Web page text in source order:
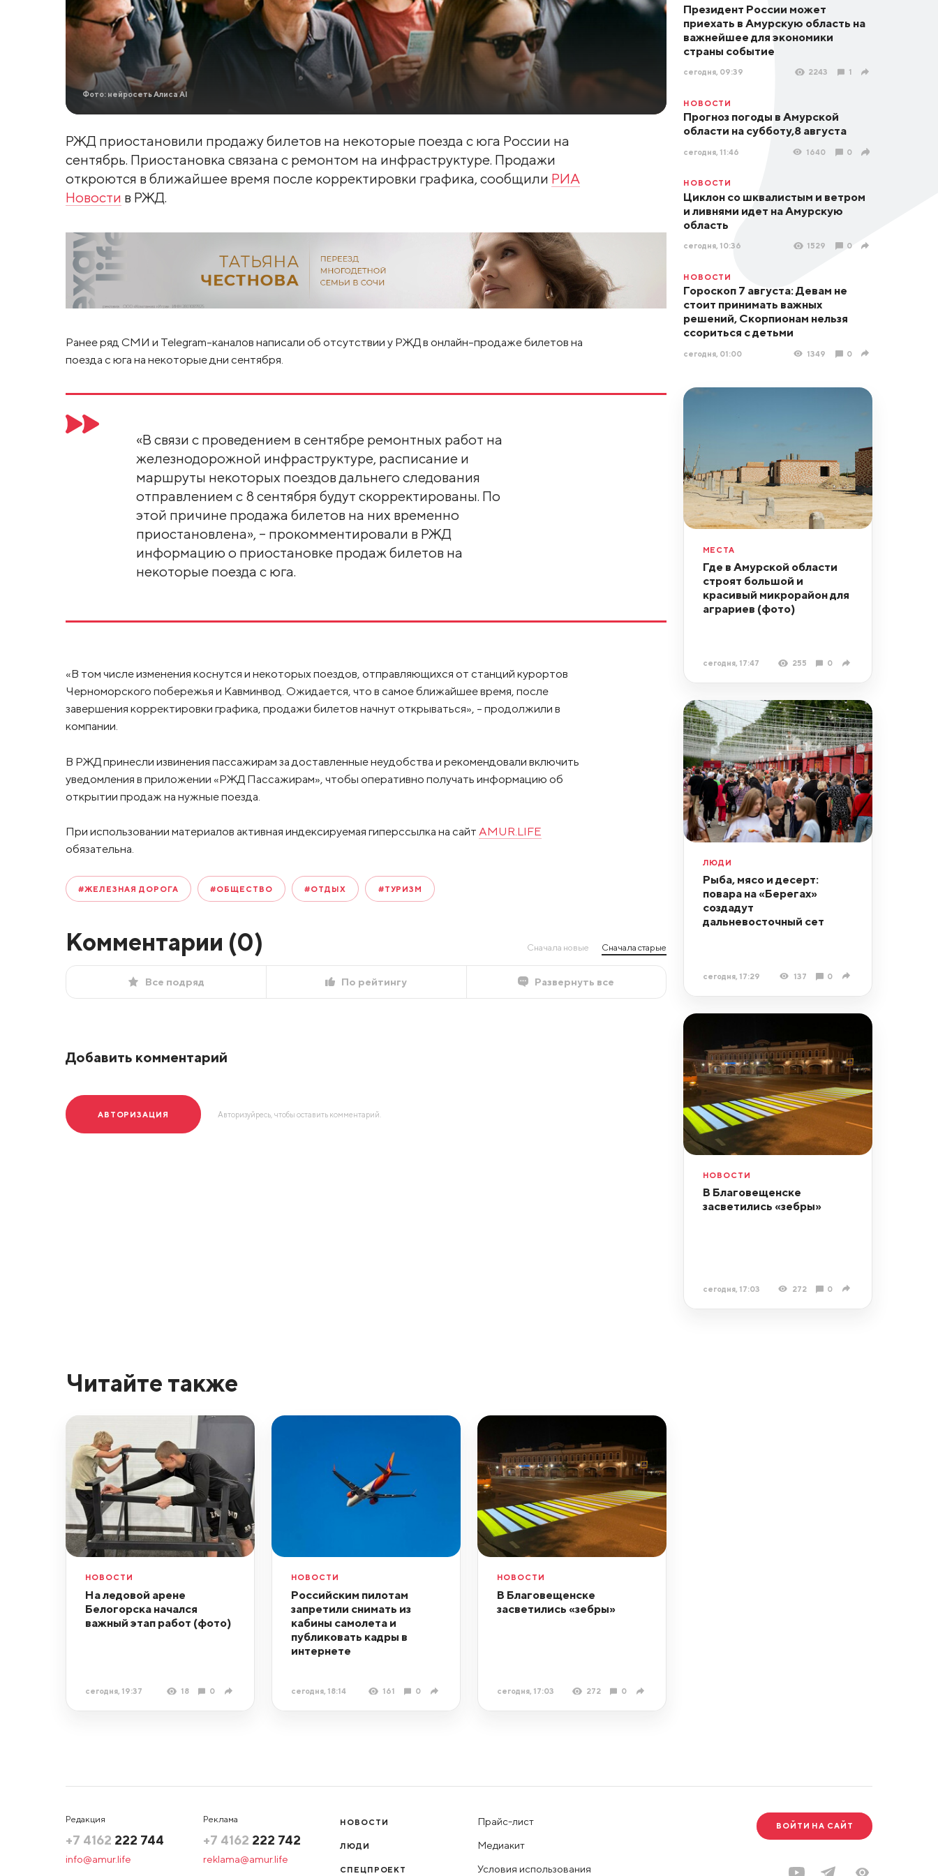
Фото: нейросеть Алиса AI
РЖД приостановили продажу билетов на некоторые поезда с юга России на
сентябрь. Приостановка связана с ремонтом на инфраструктуре. Продажи
откроются в ближайшее время после корректировки графика, сообщили РИА
Новости в РЖД.
Ранее ряд СМИ и Telegram-каналов написали об отсутствии у РЖД в онлайн-продаже билетов на
поезда с юга на некоторые дни сентября.
«В связи с проведением в сентябре ремонтных работ на
железнодорожной инфраструктуре, расписание и
маршруты некоторых поездов дальнего следования
отправлением с 8 сентября будут скорректированы. По
этой причине продажа билетов на них временно
приостановлена», – прокомментировали в РЖД
информацию о приостановке продаж билетов на
некоторые поезда с юга.
«В том числе изменения коснутся и некоторых поездов, отправляющихся от станций курортов
Черноморского побережья и Кавминвод. Ожидается, что в самое ближайшее время, после
завершения корректировки графика, продажи билетов начнут открываться», – продолжили в
компании.
В РЖД принесли извинения пассажирам за доставленные неудобства и рекомендовали включить
уведомления в приложении «РЖД Пассажирам», чтобы оперативно получать информацию об
открытии продаж на нужные поезда.
При использовании материалов активная индексируемая гиперссылка на сайт AMUR.LIFE
обязательна.
#ЖЕЛЕЗНАЯ ДОРОГА #ОБЩЕСТВО #ОТДЫХ #ТУРИЗМ
Комментарии (0) Сначала новые Сначала старые
Все подряд По рейтингу Развернуть все
Добавить комментарий
АВТОРИЗАЦИЯ Авторизуйресь, чтобы оставить комментарий.
Президент России может
приехать в Амурскую область на
важнейшее для экономики
страны событие
сегодня, 09:39 2243 1
НОВОСТИ
Прогноз погоды в Амурской
области на субботу,8 августа
сегодня, 11:46 1640 0
НОВОСТИ
Циклон со шквалистым и ветром
и ливнями идет на Амурскую
область
сегодня, 10:36 1529 0
НОВОСТИ
Гороскоп 7 августа: Девам не
стоит принимать важных
решений, Скорпионам нельзя
ссориться с детьми
сегодня, 01:00 1349 0
МЕСТА
Где в Амурской области
строят большой и
красивый микрорайон для
аграриев (фото)
сегодня, 17:47 255 0
ЛЮДИ
Рыба, мясо и десерт:
повара на «Берегах»
создадут
дальневосточный сет
сегодня, 17:29 137 0
НОВОСТИ
В Благовещенске
засветились «зебры»
сегодня, 17:03 272 0
Читайте также
НОВОСТИ
На ледовой арене
Белогорска начался
важный этап работ (фото)
сегодня, 19:37 18 0
НОВОСТИ
Российским пилотам
запретили снимать из
кабины самолета и
публиковать кадры в
интернете
сегодня, 18:14 161 0
НОВОСТИ
В Благовещенске
засветились «зебры»
сегодня, 17:03 272 0
Редакция
+7 4162 222 744
info@amur.life
Реклама
+7 4162 222 742
reklama@amur.life
НОВОСТИ
ЛЮДИ
СПЕЦПРОЕКТ
Прайс-лист
Медиакит
Условия использования
ВОЙТИ НА САЙТ